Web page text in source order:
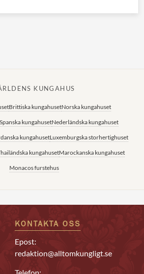
KUNGAHUS
Brittiska kungahusetNorska kungahuset
Spanska kungahusetNederländska kungahuset
kungahusetLuxemburgska storhertighuset
kungahusetMarockanska kungahuset
Monacos furstehus
KONTAKTA OSS
Epost:
redaktion@alltomkungligt.se